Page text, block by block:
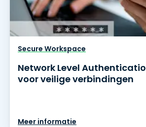
Secure Workspace
Network Level
voor veilige verbindingen
Meer informatie